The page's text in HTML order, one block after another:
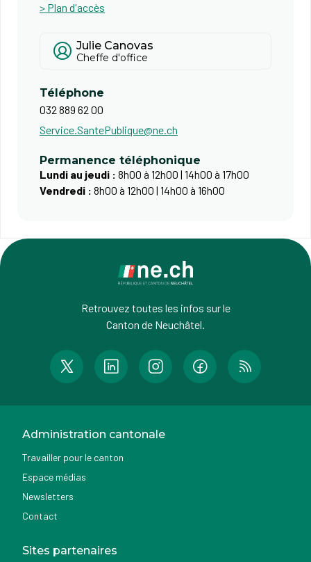
> Plan d'accès
Julie Canovas
Cheffe d'office
Téléphone
032 889 62 00
Service.SantePublique@ne.ch
Permanence téléphonique
Lundi au jeudi : 8h00 à 12h00 | 14h00 à 17h00
Vendredi : 8h00 à 12h00 | 14h00 à 16h00
Retrouvez toutes les infos sur le
Canton de Neuchâtel.
Administration cantonale
Travailler pour le canton
Espace médias
Newsletters
Contact
Sites partenaires